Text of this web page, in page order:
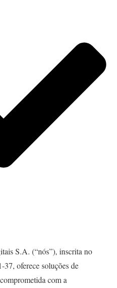
S.A. (“nós”), inscrita no
oferece soluções de
com a